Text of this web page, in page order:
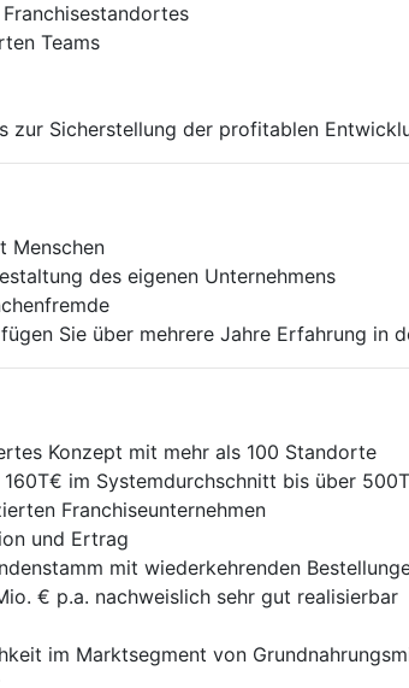
Teams
zur Sicher­stellung der profitablen
Menschen
des eigenen Unternehmens
Sie über mehrere Jahre Erfahrung in
Konzept mit mehr als 100 Standorte
im Systemdurchschnitt bis über
Franchise­unter­nehmen
und Ertrag
mit wiederkehrenden
€ p.a. nach­weis­lich sehr gut realisierbar
im Marktsegment von